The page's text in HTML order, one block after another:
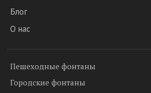
Блог
О нас
Пешеходные фонтаны
Городские фонтаны